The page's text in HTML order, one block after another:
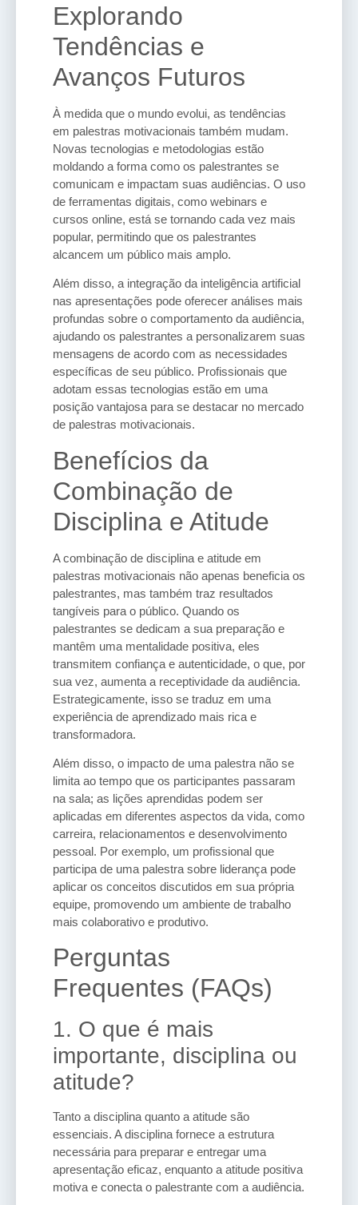
Explorando
Tendências e
Avanços Futuros
À medida que o mundo evolui, as tendências
em palestras motivacionais também mudam.
Novas tecnologias e metodologias estão
moldando a forma como os palestrantes se
comunicam e impactam suas audiências. O uso
de ferramentas digitais, como webinars e
cursos online, está se tornando cada vez mais
popular, permitindo que os palestrantes
alcancem um público mais amplo.
Além disso, a integração da inteligência artificial
nas apresentações pode oferecer análises mais
profundas sobre o comportamento da audiência,
ajudando os palestrantes a personalizarem suas
mensagens de acordo com as necessidades
específicas de seu público. Profissionais que
adotam essas tecnologias estão em uma
posição vantajosa para se destacar no mercado
de palestras motivacionais.
Benefícios da
Combinação de
Disciplina e Atitude
A combinação de disciplina e atitude em
palestras motivacionais não apenas beneficia os
palestrantes, mas também traz resultados
tangíveis para o público. Quando os
palestrantes se dedicam a sua preparação e
mantêm uma mentalidade positiva, eles
transmitem confiança e autenticidade, o que, por
sua vez, aumenta a receptividade da audiência.
Estrategicamente, isso se traduz em uma
experiência de aprendizado mais rica e
transformadora.
Além disso, o impacto de uma palestra não se
limita ao tempo que os participantes passaram
na sala; as lições aprendidas podem ser
aplicadas em diferentes aspectos da vida, como
carreira, relacionamentos e desenvolvimento
pessoal. Por exemplo, um profissional que
participa de uma palestra sobre liderança pode
aplicar os conceitos discutidos em sua própria
equipe, promovendo um ambiente de trabalho
mais colaborativo e produtivo.
Perguntas
Frequentes (FAQs)
1. O que é mais
importante, disciplina ou
atitude?
Tanto a disciplina quanto a atitude são
essenciais. A disciplina fornece a estrutura
necessária para preparar e entregar uma
apresentação eficaz, enquanto a atitude positiva
motiva e conecta o palestrante com a audiência.